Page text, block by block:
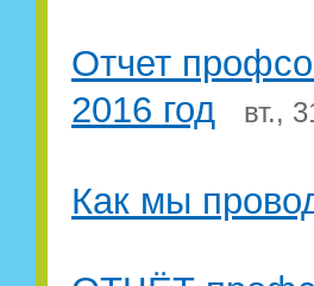
Отчет
2016 год
вт.,
Как мы